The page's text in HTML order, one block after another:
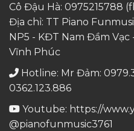
Cô Đậu Hà: 0975215788
Địa chỉ: TT Piano
NP5 - KĐT Nam Đầm Vạc
Vĩnh Phúc
Hotline: Mr Đảm:
0362.123.886
Youtube: https://
@pianofunmusic3761